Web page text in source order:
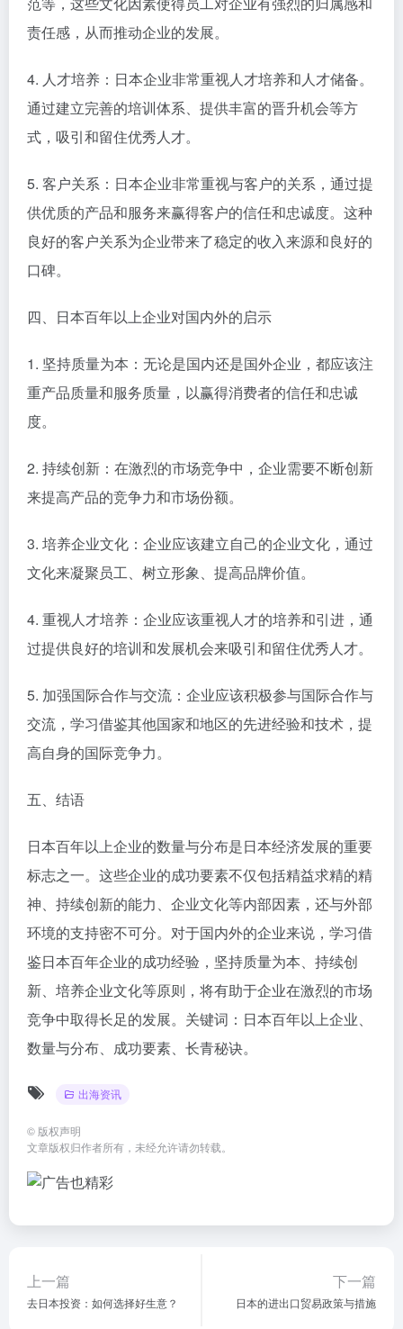
责任感，从而推动企业的发展。
4. 人才培养：日本企业非常重视人才培养和人才储备。
通过建立完善的培训体系、提供丰富的晋升机会等方
式，吸引和留住优秀人才。
5. 客户关系：日本企业非常重视与客户的关系，通过提
供优质的产品和服务来赢得客户的信任和忠诚度。这种
良好的客户关系为企业带来了稳定的收入来源和良好的
口碑。
四、日本百年以上企业对国内外的启示
1. 坚持质量为本：无论是国内还是国外企业，都应该注
重产品质量和服务质量，以赢得消费者的信任和忠诚
度。
2. 持续创新：在激烈的市场竞争中，企业需要不断创新
来提高产品的竞争力和市场份额。
3. 培养企业文化：企业应该建立自己的企业文化，通过
文化来凝聚员工、树立形象、提高品牌价值。
4. 重视人才培养：企业应该重视人才的培养和引进，通
过提供良好的培训和发展机会来吸引和留住优秀人才。
5. 加强国际合作与交流：企业应该积极参与国际合作与
交流，学习借鉴其他国家和地区的先进经验和技术，提
高自身的国际竞争力。
五、结语
日本百年以上企业的数量与分布是日本经济发展的重要
标志之一。这些企业的成功要素不仅包括精益求精的精
神、持续创新的能力、企业文化等内部因素，还与外部
环境的支持密不可分。对于国内外的企业来说，学习借
鉴日本百年企业的成功经验，坚持质量为本、持续创
新、培养企业文化等原则，将有助于企业在激烈的市场
竞争中取得长足的发展。关键词：日本百年以上企业、
数量与分布、成功要素、长青秘诀。
出海资讯
© 版权声明
文章版权归作者所有，未经允许请勿转载。
上一篇
去日本投资：如何选择好生意？
下一篇
日本的进出口贸易政策与措施